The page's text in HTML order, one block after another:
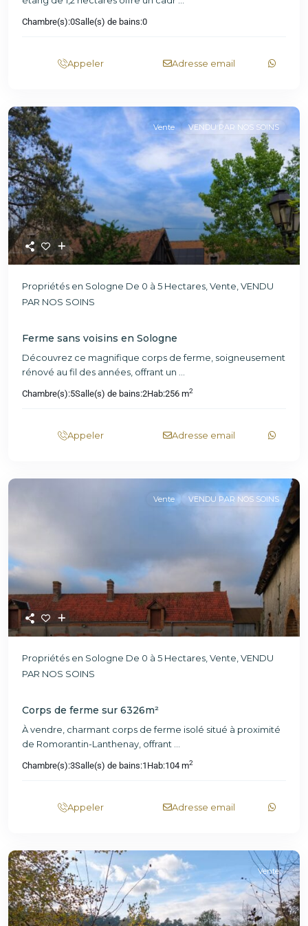
Chambre(s):0Salle(s) de bains:0
Appeler Adresse email
Vente VENDU PAR NOS SOINS
Propriétés en Sologne De 0 à 5 Hectares Vente VENDU
PAR NOS SOINS
Ferme sans voisins en Sologne
Découvrez ce magnifique corps de ferme, soigneusement
rénové au fil des années, offrant un
Chambre(s):5Salle(s) de bains:2Hab:256 m2
Appeler Adresse email
Vente VENDU PAR NOS SOINS
Propriétés en Sologne De 0 à 5 Hectares Vente VENDU
PAR NOS SOINS
Corps de ferme sur 6326m²
À vendre, charmant corps de ferme isolé situé à proximité
de Romorantin-Lanthenay, offrant
Chambre(s):3Salle(s) de bains:1 Hab:104 m2
Appeler Adresse email
Vente